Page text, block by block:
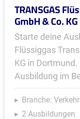
TRANSGAS
GmbH & Co. KG
Starte deine
Flüssiggas
KG in
Ausbildung im
Branche:
2 Ausbildungen